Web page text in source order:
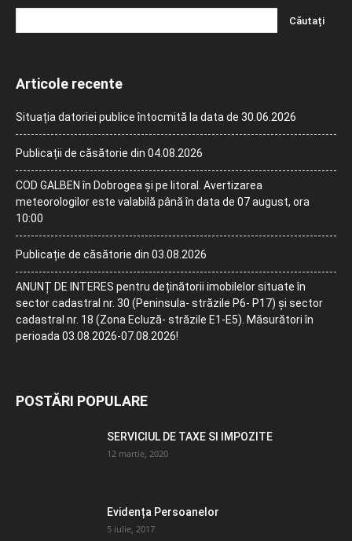
Articole recente
Situația datoriei publice întocmită la data de 30.06.2026
Publicații de căsătorie din 04.08.2026
COD GALBEN în Dobrogea și pe litoral. Avertizarea
meteorologilor este valabilă până în data de 07 august, ora
10:00
Publicație de căsătorie din 03.08.2026
ANUNȚ DE INTERES pentru deținătorii imobilelor situate în
sector cadastral nr. 30 (Peninsula- străzile P6- P17) și sector
cadastral nr. 18 (Zona Ecluză- străzile E1-E5). Măsurători în
perioada 03.08.2026-07.08.2026!
POSTĂRI POPULARE
SERVICIUL DE TAXE SI IMPOZITE
12 martie, 2020
Evidența Persoanelor
5 iulie, 2017